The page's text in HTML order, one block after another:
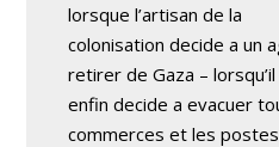
lorsque l’artisan de la
colonisation decide a un
retirer de Gaza – lorsqu’il
enfin decide a evacuer
commerces et les postes